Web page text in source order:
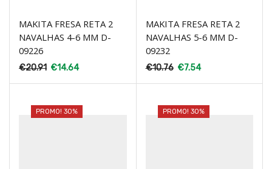
MAKITA FRESA RETA 2
NAVALHAS 4-6 MM D-
09226
€20.91 €14.64
MAKITA FRESA RETA 2
NAVALHAS 5-6 MM D-
09232
€10.76 €7.54
PROMO! 30% PROMO! 30%